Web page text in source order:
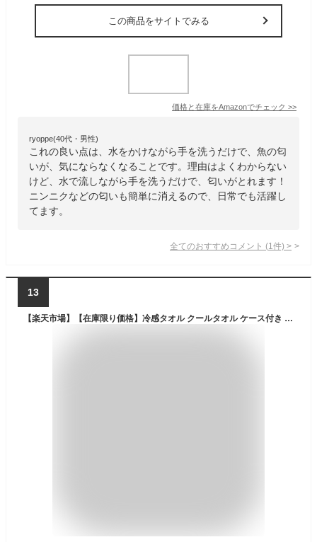
この商品をサイトでみる
価格と在庫をAmazonでチェック >>
ryoppe(40代・男性)
これの良い点は、水をかけながら手を洗うだけで、魚の匂
いが、気にならなくなることです。理由はよくわからない
けど、水で流しながら手を洗うだけで、匂いがとれます！
ニンニクなどの匂いも簡単に消えるので、日常でも活躍し
てます。
全てのおすすめコメント (1 件) >
13
【楽天市場】【在庫限り価格】冷感タオル クールタオル ケース付き ひんやりタオル 冷却タオル おしゃれ 大判 首 キッズ 暑さ対策 冷感 スポーツ ボトル入り おすすめ 振るだけ キッズにも スポーツ 冷感タオル ケース付き 1枚 【100枚まで同梱可能】：コウノトリのDVD